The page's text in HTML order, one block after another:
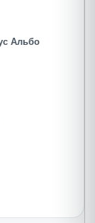
Альбо